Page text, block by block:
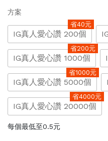
方案
IG真人愛心讚 200個
省40元
IG真人愛心讚 1000個
省200元
IG真人愛心讚 5000個
省1000元
IG真人愛心讚 20000個
省4000元
每個最低至0.5元